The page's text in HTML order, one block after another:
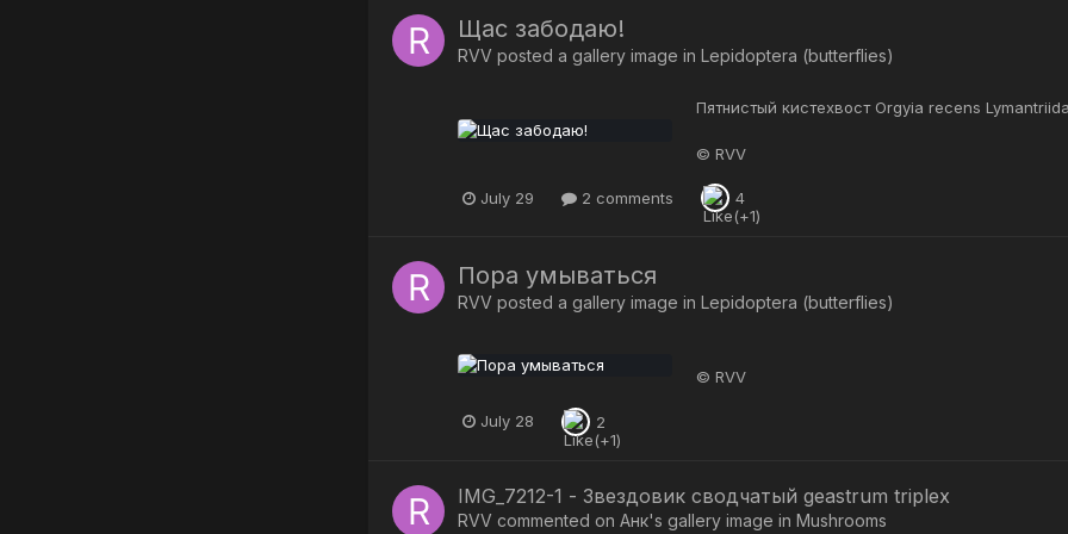
Щас забодаю!
RVV posted a gallery image in Lepidoptera (butterflies)
Пятнистый кистехвост Orgyia recens
© RVV
July 29 2 comments 4
Пора умываться
RVV posted a gallery image in Lepidoptera (butterflies)
© RVV
July 28 2
IMG_7212-1 - Звездовик сводчатый geastrum triplex
RVV commented on Анк's gallery image in Mushrooms